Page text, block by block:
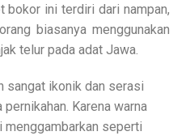
bokor ini terdiri dari nampan,
biasanya menggunakan
telur pada adat Jawa.
sangat ikonik dan serasi
Karena warna
menggambarkan seperti